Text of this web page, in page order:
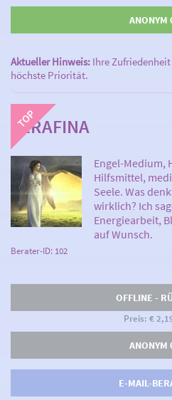
ANONYM
Aktueller Hinweis: Ihre
höchste Priorität.
SERAFINA
Engel-Medium,
Hilfsmittel,
Seele. Was
wirklich? Ich
Energiearbeit,
auf Wunsch.
Berater-ID: 102
OFFLINE -
Preis: €
ANONYM
E-MAIL-